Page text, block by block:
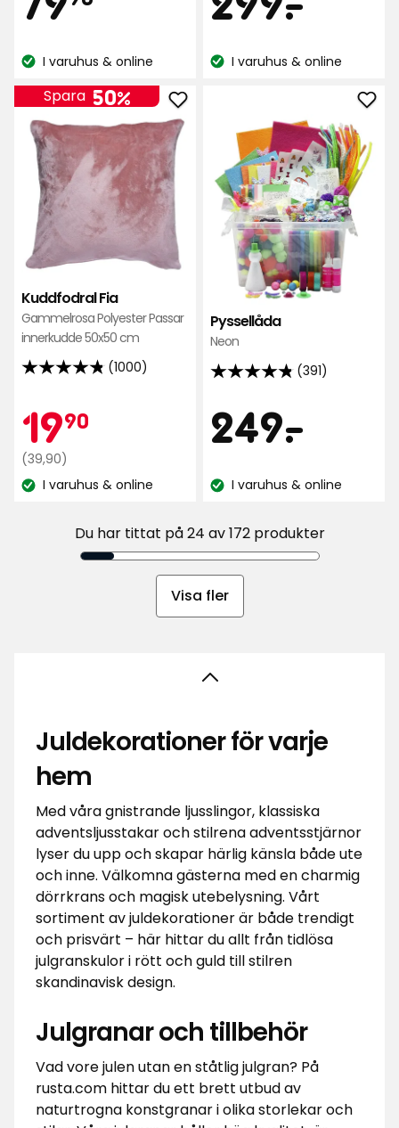
kr
Lagersaldo:
I varuhus & online
stjärnor
på
kr
Lagersaldo:
I varuhus & online
Kuddfodral Fia
Gammelrosa Polyester Passar
innerkudde 50x50 cm
(1000)
4.8
5
stjärnor
baserat
på
recensioner
1990
kr
Ordinarie
pris
39,90
(39,90)
Spara 50%
Lagersaldo:
I varuhus & online
Lägg
till
Kuddfodral
favoriter
Pyssellåda
Neon
(391)
4.8
5
stjärnor
på
recensioner
Pris
249-
.
kr
Lagersaldo:
I varuhus & online
i
Du har tittat på 24 av 172 produkter
Visa fler
Juldekorationer för varje
hem
Med våra gnistrande ljusslingor, klassiska
adventsljusstakar och stilrena adventsstjärnor
lyser du upp och skapar härlig känsla både ute
och inne. Välkomna gästerna med en charmig
dörrkrans och magisk utebelysning. Vårt
sortiment av juldekorationer är både trendigt
och prisvärt – här hittar du allt från tidlösa
julgranskulor i rött och guld till stilren
skandinavisk design.
Julgranar och tillbehör
Vad vore julen utan en ståtlig julgran? På
rusta.com hittar du ett brett utbud av
naturtrogna konstgranar i olika storlekar och